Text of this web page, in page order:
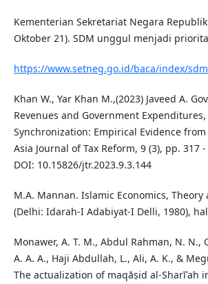
Kementerian Sekretariat Negara
Oktober 21). SDM unggul menjadi
https://www.setneg.go.id/baca/index/
Khan W., Yar Khan M.,(2023) Javeed A.
Revenues and Government Expenditures,
Synchronization: Empirical Evidence
Asia Journal of Tax Reform, 9 (3), pp. 317
DOI: 10.15826/jtr.2023.9.3.144
M.A. Mannan. Islamic Economics, Theory
(Delhi: Idarah-I Adabiyat-I Delli, 1980),
Monawer, A. T. M., Abdul Rahman, N. N.,
A. A. A., Haji Abdullah, L., Ali, A. K., &
The actualization of maqāṣid al-Sharīʿah